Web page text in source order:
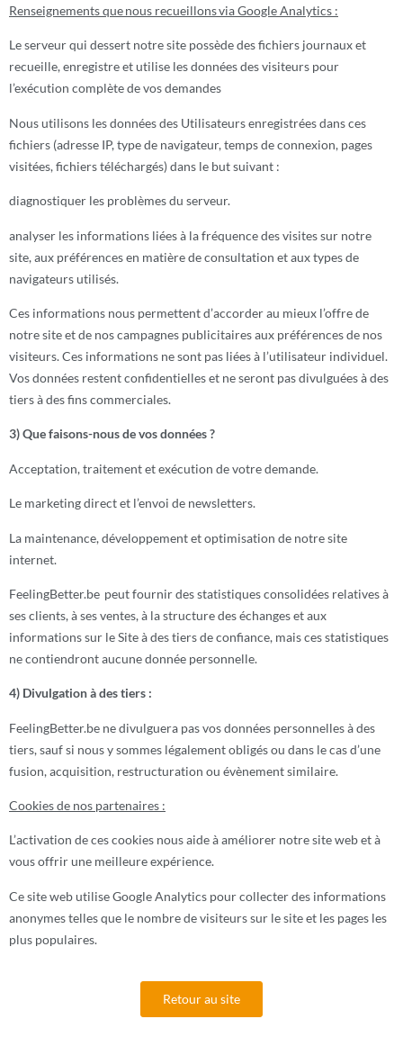
Renseignements que nous recueillons via Google Analytics :
Le serveur qui dessert notre site possède des fichiers journaux et
recueille, enregistre et utilise les données des visiteurs pour
l’exécution complète de vos demandes
Nous utilisons les données des Utilisateurs enregistrées dans ces
fichiers (adresse IP, type de navigateur, temps de connexion, pages
visitées, fichiers téléchargés) dans le but suivant :
diagnostiquer les problèmes du serveur.
analyser les informations liées à la fréquence des visites sur notre
site, aux préférences en matière de consultation et aux types de
navigateurs utilisés.
Ces informations nous permettent d’accorder au mieux l’offre de
notre site et de nos campagnes publicitaires aux préférences de nos
visiteurs. Ces informations ne sont pas liées à l’utilisateur individuel.
Vos données restent confidentielles et ne seront pas divulguées à des
tiers à des fins commerciales.
3) Que faisons-nous de vos données ?
Acceptation, traitement et exécution de votre demande.
Le marketing direct et l’envoi de newsletters.
La maintenance, développement et optimisation de notre site
internet.
FeelingBetter.be peut fournir des statistiques consolidées relatives à
ses clients, à ses ventes, à la structure des échanges et aux
informations sur le Site à des tiers de confiance, mais ces statistiques
ne contiendront aucune donnée personnelle.
4) Divulgation à des tiers :
FeelingBetter.be ne divulguera pas vos données personnelles à des
tiers, sauf si nous y sommes légalement obligés ou dans le cas d’une
fusion, acquisition, restructuration ou évènement similaire.
Cookies de nos partenaires :
L’activation de ces cookies nous aide à améliorer notre site web et à
vous offrir une meilleure expérience.
Ce site web utilise Google Analytics pour collecter des informations
anonymes telles que le nombre de visiteurs sur le site et les pages les
plus populaires.
Retour au site